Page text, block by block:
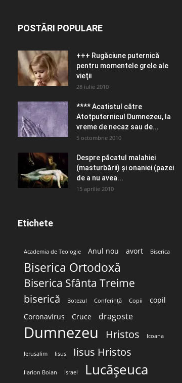
POSTĂRI POPULARE
+++ Rugăciune puternică
pentru momentele grele ale
vieţii
28 iulie 2010
**** Acatistul către
Atotputernicul Dumnezeu, la
vreme de necaz sau de...
5 octombrie 2010
Despre păcatul malahiei
(masturbării) şi onaniei (pazei
de a nu avea...
15 aprilie 2010
Etichete
Academia de Teologie Anul nou avort Biserica
Biserica Ortodoxă
Biserica Sfânta Treime
biserică Botezul Conferință Copii
copil
Coronavirus
Cruce dragoste
Dumnezeu Hristos Icoana
Ierusalim Iisus Iisus Hristos
Ilarion Boian Israel Lucășeuca